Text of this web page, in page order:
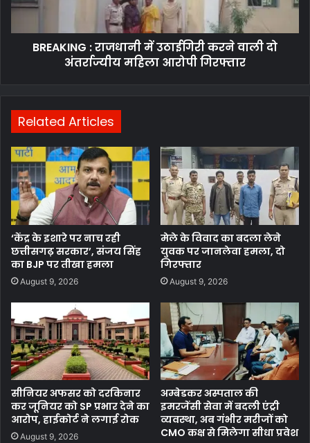
अंतर्राज्यीय
BREAKING : राजधानी में उठाईगिरी करने वाली दो
अंतर्राज्यीय महिला आरोपी गिरफ्तार
Related Articles
‘केंद्र के इशारे पर नाच रही
छत्तीसगढ़ सरकार’, संजय सिंह
का BJP पर तीखा हमला
August 9, 2026
मेले के विवाद का बदला लेने
युवक पर जानलेवा हमला, दो
गिरफ्तार
August 9, 2026
सीनियर अफसर को दरकिनार
कर जूनियर को SP प्रभार देने का
आरोप, हाईकोर्ट ने लगाई रोक
August 9, 2026
अम्बेडकर अस्पताल की
इमरजेंसी सेवा में बदली एंट्री
व्यवस्था, अब गंभीर मरीजों को
CMO कक्ष से मिलेगा सीधा प्रवेश